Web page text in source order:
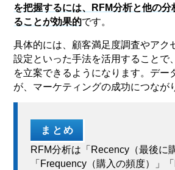
を把握するには、RFM分析と他の
ることが効果的です。
具体的には、顧客満足度調査やアク
設定といった手法を活用することで
を立案できるようになります。デー
が、マーケティングの成功につなが
まとめ
RFM分析は「Recency（最後に
「Frequency（購入の頻度）」